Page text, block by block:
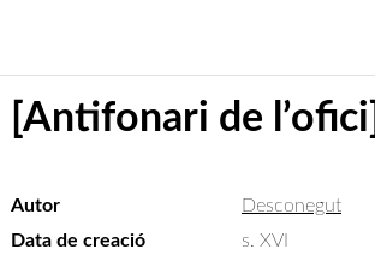
[Antifonari de l’ofici]
Autor
Desconegut
Data de creació
s. XVI